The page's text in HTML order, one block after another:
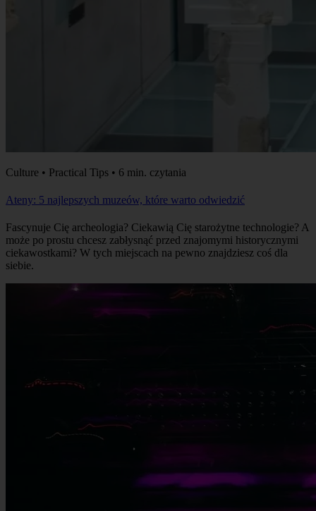
Culture • Practical Tips • 6 min. czytania
Ateny: 5 najlepszych muzeów, które warto odwiedzić
Fascynuje Cię archeologia? Ciekawią Cię starożytne technologie? A
może po prostu chcesz zabłysnąć przed znajomymi historycznymi
ciekawostkami? W tych miejscach na pewno znajdziesz coś dla
siebie.